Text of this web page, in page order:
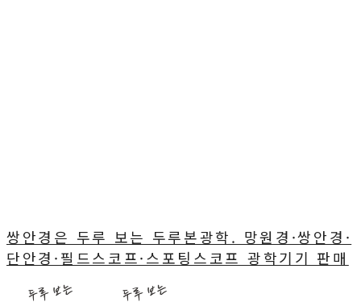
쌍안경은 두루 보는 두루본광학. 망원경·쌍안경·
단안경·필드스코프·스포팅스코프 광학기기 판매